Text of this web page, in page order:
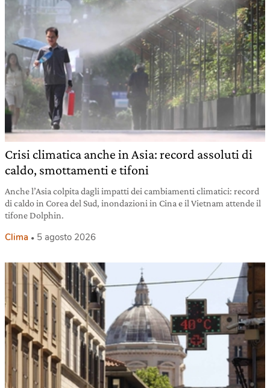
Crisi climatica anche in Asia: record assoluti di
caldo, smottamenti e tifoni
Anche l’Asia colpita dagli impatti dei cambiamenti climatici: record
di caldo in Corea del Sud, inondazioni in Cina e il Vietnam attende il
tifone Dolphin.
Clima 5 agosto 2026